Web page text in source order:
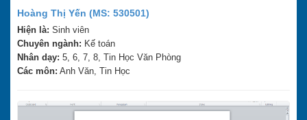
Hoàng Thị Yến (MS: 530501)
Hiện là: Sinh viên
Chuyên ngành: Kế toán
Nhân dạy: 5, 6, 7, 8, Tin Học Văn Phòng
Các môn: Anh Văn, Tin Học